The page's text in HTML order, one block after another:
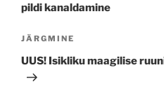
pildi kanaldamine
Next
Post
JÄRGMINE
UUS! Isikliku maagilise